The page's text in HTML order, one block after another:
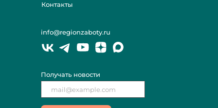
info@regionzaboty.ru
Контакты
Получать новости